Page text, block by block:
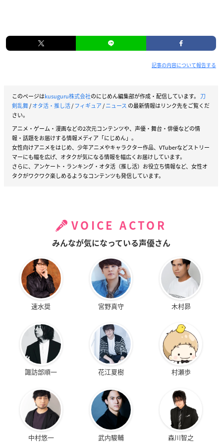
記事の内容について報告する
このページはkusuguru株式会社のにじめん編集部が作成・配信しています。 刀
剣乱舞/オタ活・推し活/フィギュア/ニュース の最新情報はリンク先をご覧くだ
さい。
アニメ・ゲーム・漫画などの2次元コンテンツや、声優・舞台・俳優などの情
報・話題をお届けする情報メディア「にじめん」。
女性向けアニメをはじめ、少年アニメやキャラクター作品、VTuberなどストリー
マーにも幅を広げ、オタクが気になる情報を幅広くお届けしています。
さらに、アンケート・ランキング・オタ活（推し活）お役立ち情報など、女性オ
タクがワクワク楽しめるようなコンテンツも発信しています。
VOICE ACTOR
みんなが気になっている声優さん
速水奨 宮野真守 木村昴
諏訪部順一 花江夏樹 村瀬歩
中村悠一 武内駿輔 森川智之